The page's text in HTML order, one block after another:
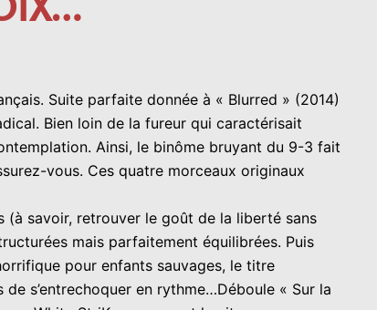
Suite parfaite donnée à « Blurred » (2014)
Bien loin de la fureur qui caractérisait
Ainsi, le binôme bruyant du 9-3 fait
vous. Ces quatre morceaux originaux
(à savoir, retrouver le goût de la liberté sans
mais parfaitement équilibrées. Puis
pour enfants sauvages, le titre
s’entrechoquer en rythme…Déboule « Sur la